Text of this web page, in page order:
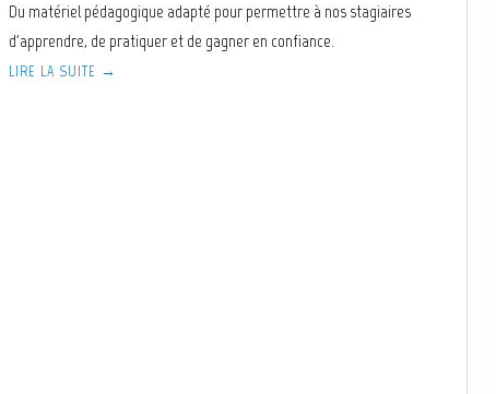
Du matériel pédagogique adapté pour permettre à nos stagiaires
d'apprendre, de pratiquer et de gagner en confiance.
LIRE LA SUITE →